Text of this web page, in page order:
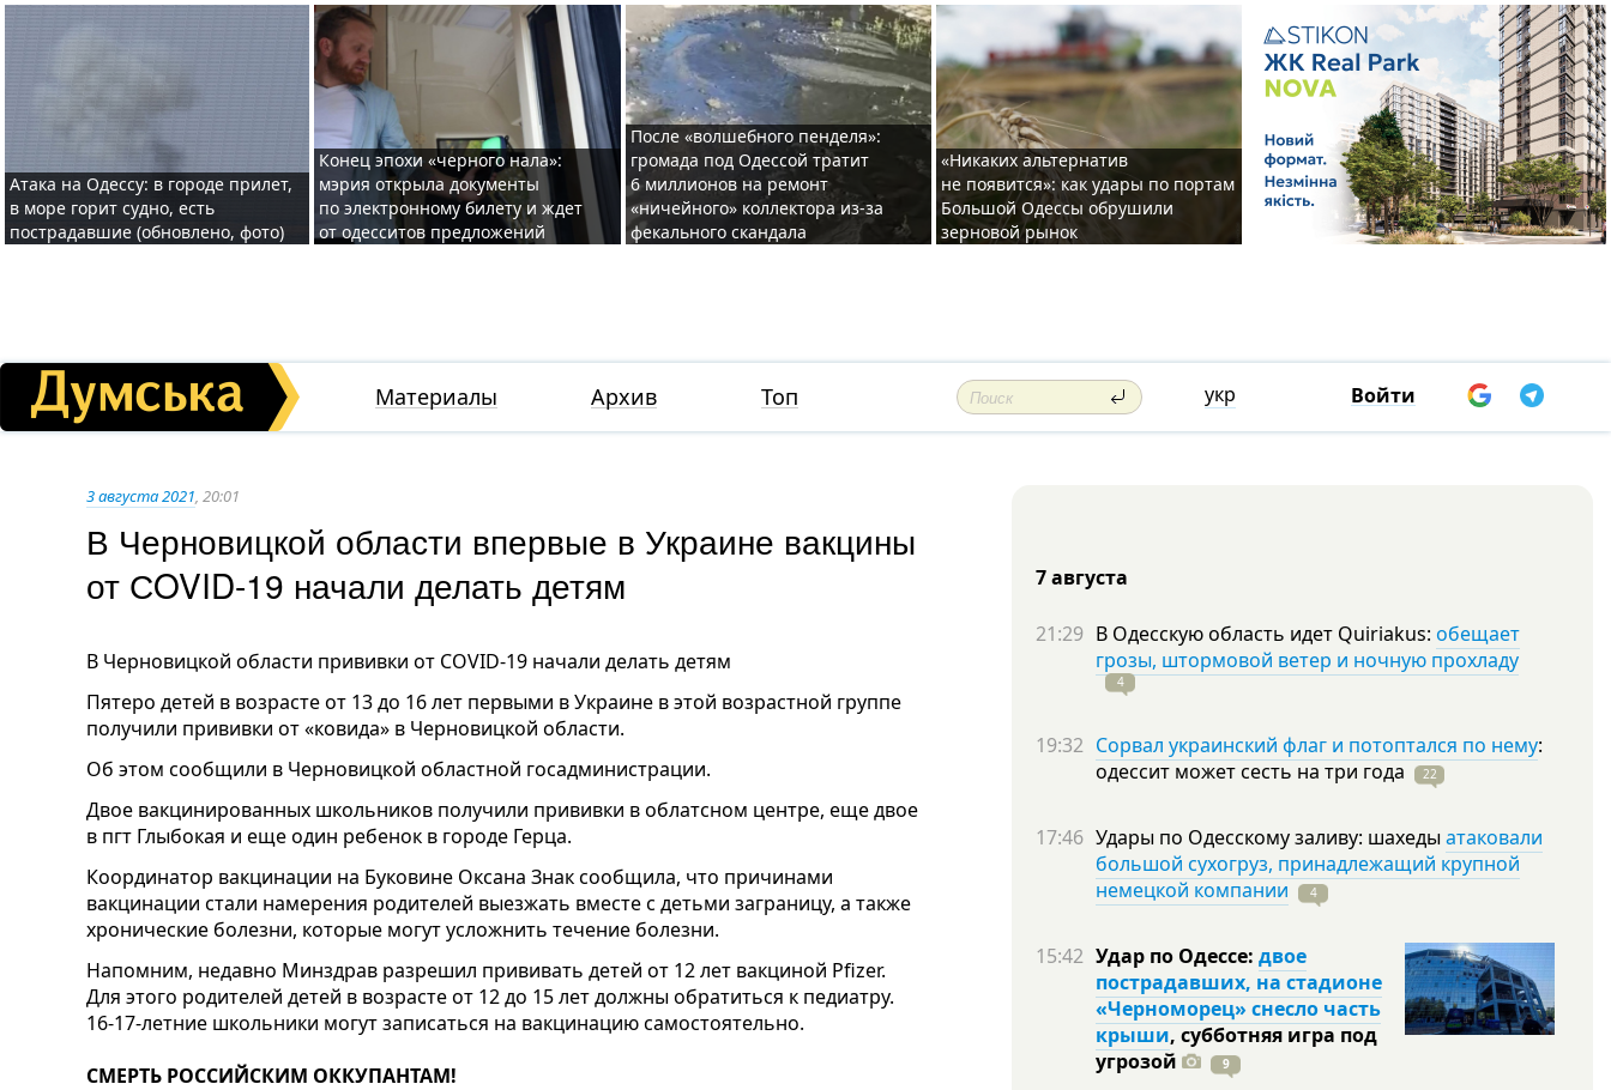
Атака на Одессу: в городе прилет,
в море горит судно, есть
пострадавшие (обновлено, фото)
Конец эпохи «черного нала»:
мэрия открыла документы
по электронному билету и ждет
от одесситов предложений
После «волшебного пенделя»:
громада под Одессой тратит
6 миллионов на ремонт
«ничейного» коллектора из-за
фекального скандала
«Никаких альтернатив
не появится»: как удары по портам
Большой Одессы обрушили
зерновой рынок
Материалы Архив Топ укр Войти
3 августа 2021, 20:01
В Черновицкой области впервые в Украине вакцины
от СOVID-19 начали делать детям
В Черновицкой области прививки от СOVID-19 начали делать детям
Пятеро детей в возрасте от 13 до 16 лет первыми в Украине в этой возрастной группе
получили прививки от «ковида» в Черновицкой области.
Об этом сообщили в Черновицкой областной госадминистрации.
Двое вакцинированных школьников получили прививки в облатсном центре, еще двое
в пгт Глыбокая и еще один ребенок в городе Герца.
Координатор вакцинации на Буковине Оксана Знак сообщила, что причинами
вакцинации стали намерения родителей выезжать вместе с детьми заграницу, а также
хронические болезни, которые могут усложнить течение болезни.
Напомним, недавно Минздрав разрешил прививать детей от 12 лет вакциной Pfizer.
Для этого родителей детей в возрасте от 12 до 15 лет должны обратиться к педиатру.
16-17-летние школьники могут записаться на вакцинацию самостоятельно.
СМЕРТЬ РОССИЙСКИМ ОККУПАНТАМ!
7 августа
21:29 В Одесскую область идет Quiriakus: обещает
грозы, штормовой ветер и ночную прохладу
4
19:32 Сорвал украинский флаг и потоптался по нему:
одессит может сесть на три года 22
17:46 Удары по Одесскому заливу: шахеды атаковали
большой сухогруз, принадлежащий крупной
немецкой компании
4
15:42 Удар по Одессе: двое
пострадавших, на стадионе
«Черноморец» снесло часть
крыши, субботняя игра под
угрозой
9